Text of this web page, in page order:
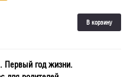
В корзину
Первый год жизни.